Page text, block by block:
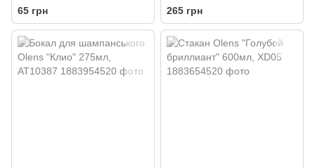
8см/10см, KH-844
65 грн 265 грн